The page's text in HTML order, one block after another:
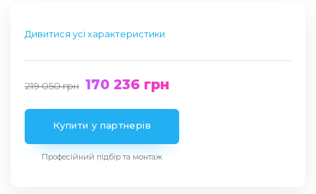
Дивитися усі характеристики
219 050грн 170 236 грн
Купити у партнерів
Професійний підбір та монтаж